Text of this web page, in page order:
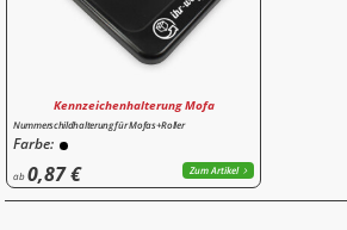
Kennzeichenhalterung Mofa
Nummerschildhalterung für Mofas+Roller
Farbe:
ab0,87 € Zum Artikel